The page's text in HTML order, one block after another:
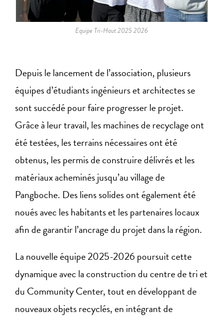
Equipe Tri-Haut 2025 2026
Depuis le lancement de l’association, plusieurs
équipes d’étudiants ingénieurs et architectes se
sont succédé pour faire progresser le projet.
Grâce à leur travail, les machines de recyclage ont
été testées, les terrains nécessaires ont été
obtenus, les permis de construire délivrés et les
matériaux acheminés jusqu’au village de
Pangboche. Des liens solides ont également été
noués avec les habitants et les partenaires locaux
afin de garantir l’ancrage du projet dans la région.
La nouvelle équipe 2025-2026 poursuit cette
dynamique avec la construction du centre de tri et
du Community Center, tout en développant de
nouveaux objets recyclés, en intégrant de